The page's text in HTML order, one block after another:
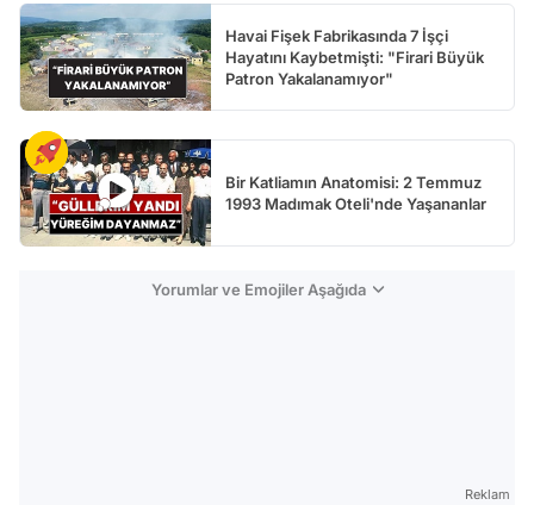
Havai Fişek Fabrikasında 7 İşçi
Hayatını Kaybetmişti: "Firari Büyük
Patron Yakalanamıyor"
Bir Katliamın Anatomisi: 2 Temmuz
1993 Madımak Oteli'nde Yaşananlar
Yorumlar ve Emojiler Aşağıda
Reklam